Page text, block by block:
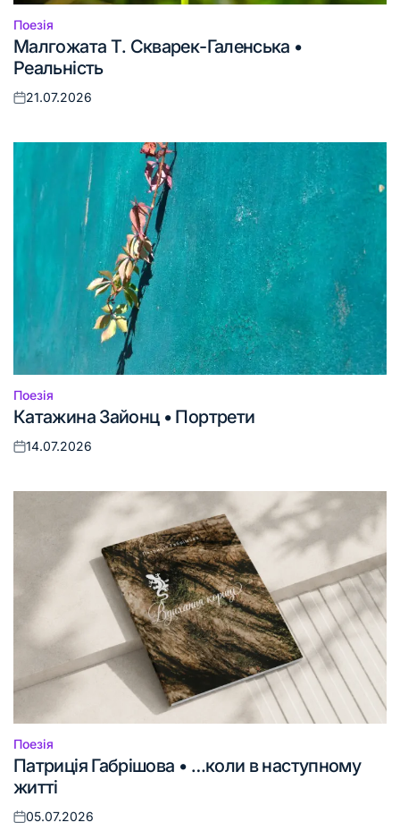
Опублікувати
у
Поезія
Малгожата Т. Скварек-Галенська •
Реальність
Оприлюднено
21.07.2026
Опублікувати
у
Поезія
Катажина Зайонц • Портрети
Оприлюднено
14.07.2026
Опублікувати
у
Поезія
Патриція Габрішова • …коли в наступному
житті
Оприлюднено
05.07.2026